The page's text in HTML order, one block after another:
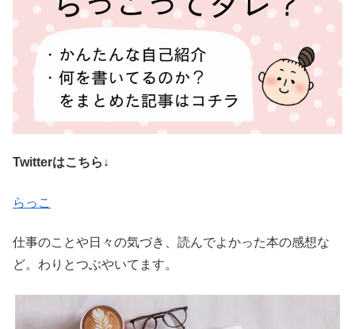
Twitterはこちら↓
らっこ
仕事のことや日々の気づき、読んでよかった本の感想な
ど。わりとつぶやいてます。